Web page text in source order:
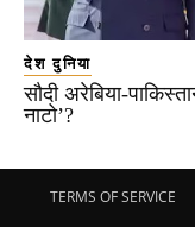
देश दुनिया
सौदी अरेबिया-
नाटो’?
TERMS OF SERVICE